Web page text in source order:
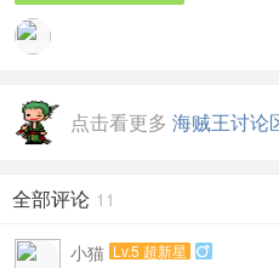
点击看更多 海贼王讨论
全部评论 11
小猫 Lv.5 超新星 